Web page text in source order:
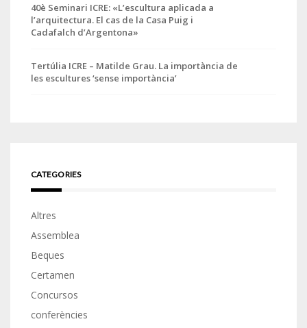
40è Seminari ICRE: «L’escultura aplicada a
l’arquitectura. El cas de la Casa Puig i
Cadafalch d’Argentona»
Tertúlia ICRE – Matilde Grau. La importància de
les escultures ‘sense importància’
CATEGORIES
Altres
Assemblea
Beques
Certamen
Concursos
conferències